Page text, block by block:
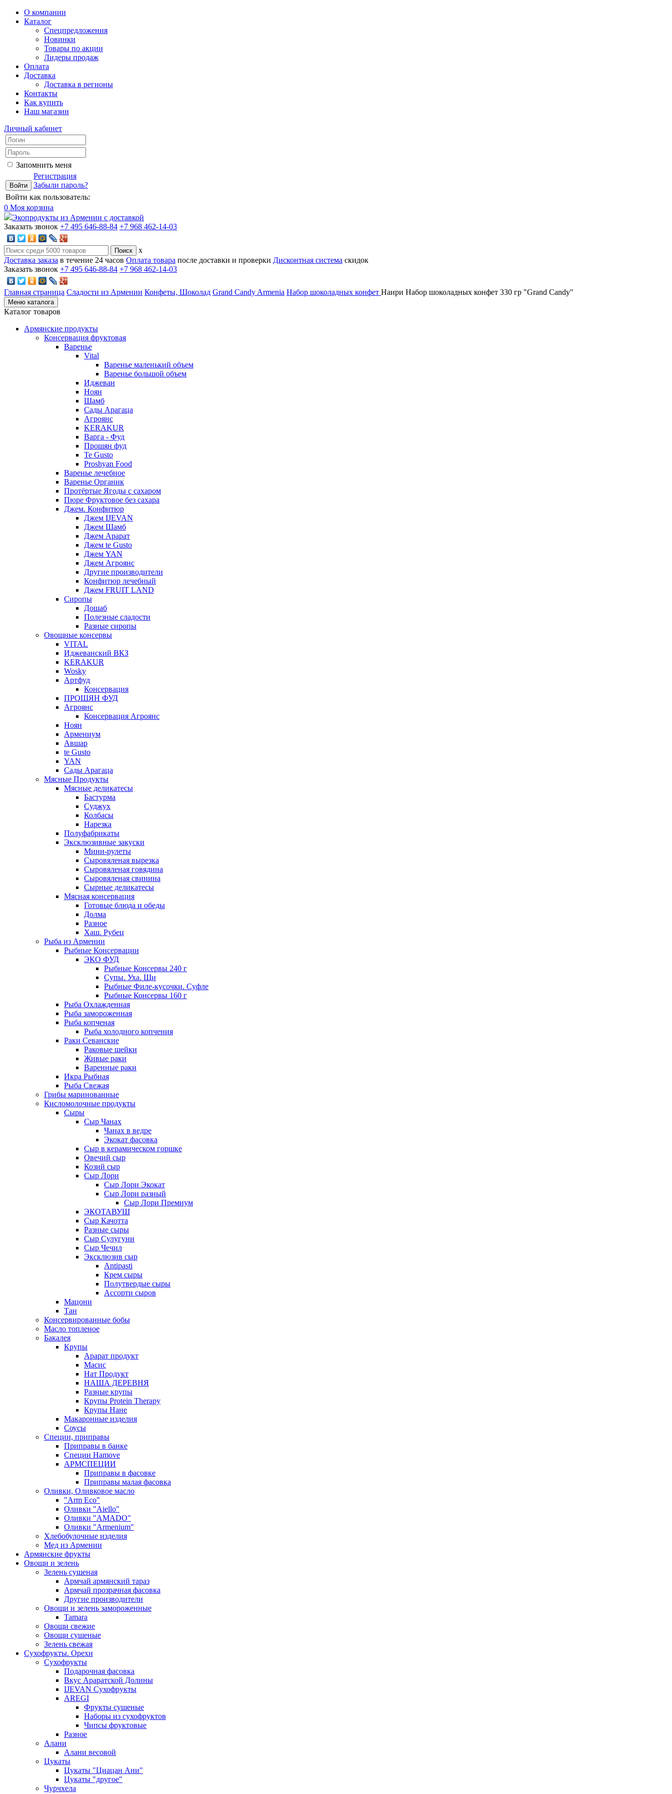
О компании
Каталог
Спецпредложения
Новинки
Товары по акции
Лидеры продаж
Оплата
Доставка
Доставка в регионы
Контакты
Как купить
Наш магазин
Личный кабинет
Запомнить меня
Регистрация
Забыли пароль?
Войти как пользователь:
0 Моя корзина
Экопродукты из Армении с доставкой
Заказать звонок +7 495 646-88-84 +7 968 462-14-03
x
Доставка заказа в течение 24 часов Оплата товара после доставки и проверки Дисконтная система скидок
Заказать звонок +7 495 646-88-84 +7 968 462-14-03
Главная страница Сладости из Армении Конфеты, Шоколад Grand Candy Armenia Набор шоколадных конфет Наири Набор шоколадных конфет 330 гр "Grand Candy"
Меню каталога
Каталог товаров
Армянские продукты
Консервация фруктовая
Варенье
Vital
Варенье маленький объем
Варенье большой объем
Иджеван
Ноян
Шамб
Сады Арагаца
Агроянс
KERAKUR
Варга - Фуд
Прошян фуд
Te Gusto
Proshyan Food
Варенье лечебное
Варенье Органик
Протёртые Ягоды с сахаром
Пюре Фруктовое без сахара
Джем. Конфитюр
Джем IJEVAN
Джем Шамб
Джем Арарат
Джем te Gusto
Джем YAN
Джем Агроянс
Другие производители
Конфитюр лечебный
Джем FRUIT LAND
Сиропы
Дошаб
Полезные сладости
Разные сиропы
Овощные консервы
VITAL
Иджеванский ВКЗ
KERAKUR
Wosky
Артфуд
Консервация
ПРОШЯН ФУД
Агроянс
Консервация Агроянс
Ноян
Армениум
Авшар
te Gusto
YAN
Сады Арагаца
Мясные Продукты
Мясные деликатесы
Бастурма
Суджух
Колбасы
Нарезка
Полуфабрикаты
Эксклюзивные закуски
Мини-рулеты
Сыровяленая вырезка
Сыровяленая говядина
Сыровяленая свинина
Сырные деликатесы
Мясная консервация
Готовые блюда и обеды
Долма
Разное
Хаш. Рубец
Рыба из Армении
Рыбные Консервации
ЭКО ФУД
Рыбные Консервы 240 г
Супы. Уха. Щи
Рыбные Филе-кусочки. Суфле
Рыбные Консервы 160 г
Рыба Охлажденная
Рыба замороженная
Рыба копченая
Рыба холодного копчения
Раки Севанские
Раковые шейки
Живые раки
Варенные раки
Икра Рыбная
Рыба Свежая
Грибы маринованные
Кисломолочные продукты
Сыры
Сыр Чанах
Чанах в ведре
Экокат фасовка
Сыр в керамическом горшке
Овечий сыр
Козий сыр
Сыр Лори
Сыр Лори Экокат
Сыр Лори разный
Сыр Лори Премиум
ЭКОТАВУШ
Сыр Качотта
Разные сыры
Сыр Сулугуни
Сыр Чечил
Эксклюзив сыр
Antipasti
Крем сыры
Полутвердые сыры
Ассорти сыров
Мацони
Тан
Консервированные бобы
Масло топленое
Бакалея
Крупы
Арарат продукт
Масис
Нат Продукт
НАША ДЕРЕВНЯ
Разные крупы
Крупы Protein Therapy
Крупы Нане
Макаронные изделия
Соусы
Специи, приправы
Приправы в банке
Специи Hamove
АРМСПЕЦИИ
Приправы в фасовке
Приправы малая фасовка
Оливки, Оливковое масло
"Arm Eco"
Оливки "Aiello"
Оливки "AMADO"
Оливки "Armenium"
Хлебобулочные изделия
Мед из Армении
Армянские фрукты
Овощи и зелень
Зелень сушеная
Армчай армянский тараз
Армчай прозрачная фасовка
Другие производители
Овощи и зелень замороженные
Tamara
Овощи свежие
Овощи сушеные
Зелень свежая
Сухофрукты. Орехи
Сухофрукты
Подарочная фасовка
Вкус Араратской Долины
IJEVAN Сухофрукты
AREGI
Фрукты сушеные
Наборы из сухофруктов
Чипсы фруктовые
Разное
Алани
Алани весовой
Цукаты
Цукаты "Циацан Ани"
Цукаты "другое"
Чурчхела